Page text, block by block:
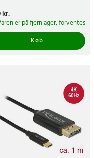
inden for 5-7 hverdage
:209 kr.
kr.
er på fjernlager, forventes
Køb